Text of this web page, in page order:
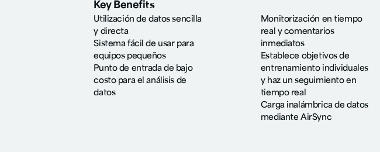
Key Benefits
Utilización de datos sencilla
y directa
Sistema fácil de usar para
equipos pequeños
Punto de entrada de bajo
costo para el análisis de
datos
Monitorización en tiempo
real y comentarios
inmediatos
Establece objetivos de
entrenamiento individuales
y haz un seguimiento en
tiempo real
Carga inalámbrica de datos
mediante AirSync